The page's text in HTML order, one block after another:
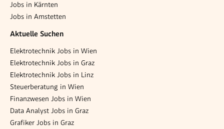
Jobs in Kärnten
Jobs in Amstetten
Aktuelle Suchen
Elektrotechnik Jobs in Wien
Elektrotechnik Jobs in Graz
Elektrotechnik Jobs in Linz
Steuerberatung in Wien
Finanzwesen Jobs in Wien
Data Analyst Jobs in Graz
Grafiker Jobs in Graz